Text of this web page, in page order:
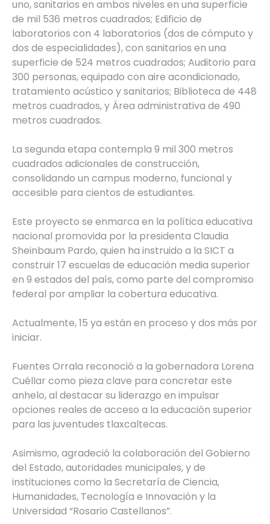
uno, sanitarios en ambos niveles en una superficie
de mil 536 metros cuadrados; Edificio de
laboratorios con 4 laboratorios (dos de cómputo y
dos de especialidades), con sanitarios en una
superficie de 524 metros cuadrados; Auditorio para
300 personas, equipado con aire acondicionado,
tratamiento acústico y sanitarios; Biblioteca de 448
metros cuadrados, y Área administrativa de 490
metros cuadrados.
La segunda etapa contempla 9 mil 300 metros
cuadrados adicionales de construcción,
consolidando un campus moderno, funcional y
accesible para cientos de estudiantes.
Este proyecto se enmarca en la política educativa
nacional promovida por la presidenta Claudia
Sheinbaum Pardo, quien ha instruido a la SICT a
construir 17 escuelas de educación media superior
en 9 estados del país, como parte del compromiso
federal por ampliar la cobertura educativa.
Actualmente, 15 ya están en proceso y dos más por
iniciar.
Fuentes Orrala reconoció a la gobernadora Lorena
Cuéllar como pieza clave para concretar este
anhelo, al destacar su liderazgo en impulsar
opciones reales de acceso a la educación superior
para las juventudes tlaxcaltecas.
Asimismo, agradeció la colaboración del Gobierno
del Estado, autoridades municipales, y de
instituciones como la Secretaría de Ciencia,
Humanidades, Tecnología e Innovación y la
Universidad “Rosario Castellanos”.